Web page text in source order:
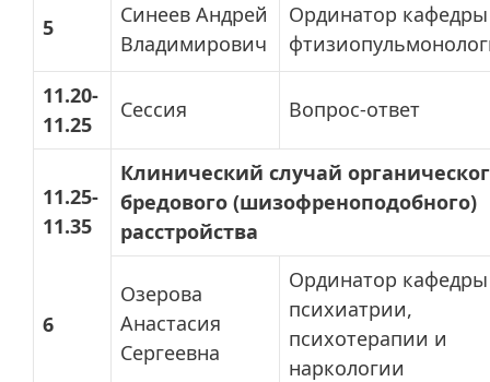
5
Синеев Андрей
Владимирович
Ординатор кафедры
11.20-
11.25
Сессия Вопрос-ответ
11.25-
11.35
6
Клинический случай
бредового (шизофреноподобного)
расстройства
Озерова
Анастасия
Сергеевна
Ординатор кафедры
психиатрии,
психотерапии и
наркологии